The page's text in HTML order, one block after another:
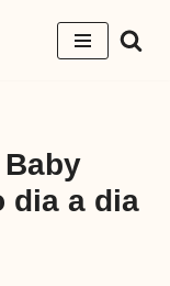
dia a dia